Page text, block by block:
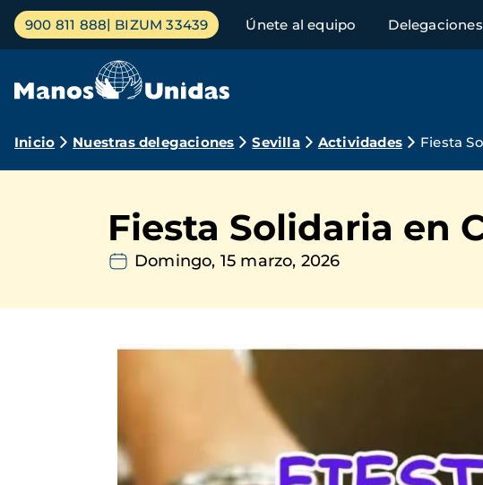
Pasar
contenido
Menú
principal
900 811 888 BIZUM 33439 Únete al equipo Delegaciones
Ruta
navegación
Inicio Nuestras delegaciones Sevilla Actividades Fiesta
Fiesta Solidaria en
Domingo, 15 marzo, 2026